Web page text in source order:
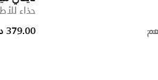
حذاء
379.00 درهم